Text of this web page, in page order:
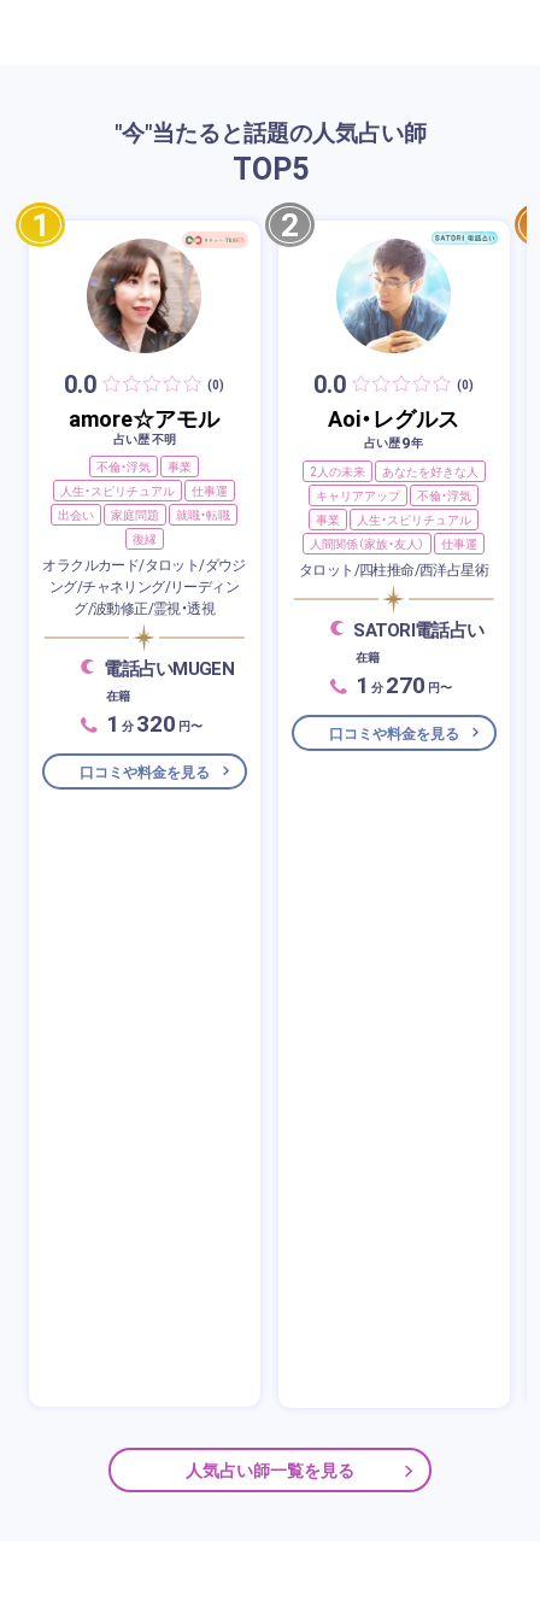
"今"当たると話題の人気占い師
TOP5
1
0.0 (0)
amore☆アモル
占い歴 不明
不倫・浮気
事業
人生・スピリチュアル
仕事運
出会い
家庭問題
就職・転職
復縁
オラクルカード/タロット/ダウジ
ング/チャネリング/リーディン
グ/波動修正/霊視・透視
電話占いMUGEN
在籍
1 分 320 円〜
口コミや料金を見る
2
0.0 (0)
Aoi・レグルス
占い歴9年
2人の未来
あなたを好きな人
キャリアアップ
不倫・浮気
事業
人生・スピリチュアル
人間関係（家族・友人）
仕事運
タロット/四柱推命/西洋占星術
SATORI電話占い
在籍
1 分 270 円〜
口コミや料金を見る
人気占い師一覧を見る